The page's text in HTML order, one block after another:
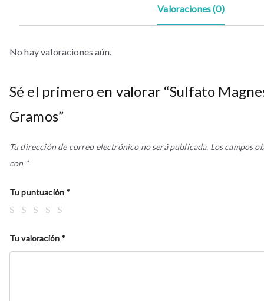
Valoraciones (0)
No hay valoraciones aún.
Sé el primero en valorar “Sulfato
Gramos”
Tu dirección de correo electrónico no será publicada. Los campos
con *
Tu puntuación *
Tu valoración *